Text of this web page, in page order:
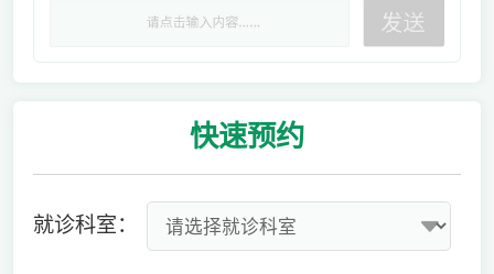
快速预约
就诊科室：